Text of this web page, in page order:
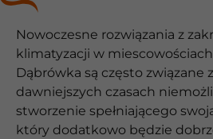
Nowoczesne rozwiązania z
klimatyzacji w
Dąbrówka są często związane
dawniejszych czasach
stworzenie spełniającego
który dodatkowo będzie